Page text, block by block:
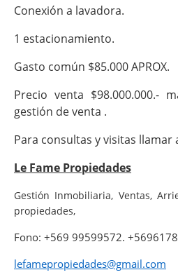
Conexión a lavadora.
1 estacionamiento.
Gasto común $85.000 APROX.
Precio venta $98.000.000.-
gestión de venta .
Para consultas y visitas llamar
Le Fame Propiedades
Gestión Inmobiliaria, Ventas,
propiedades,
Fono: +569 99599572.
lefamepropiedades@gmail.com